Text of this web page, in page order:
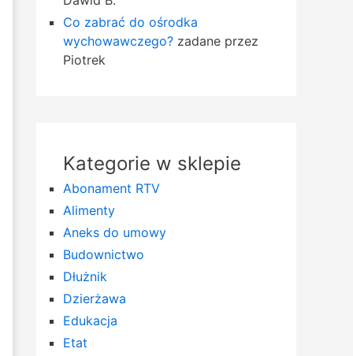
Co zabrać do ośrodka
wychowawczego? zadane przez
Piotrek
Kategorie w sklepie
Abonament RTV
Alimenty
Aneks do umowy
Budownictwo
Dłużnik
Dzierżawa
Edukacja
Etat